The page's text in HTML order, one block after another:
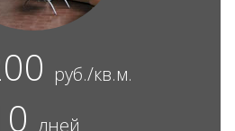
руб./кв.м.
дней